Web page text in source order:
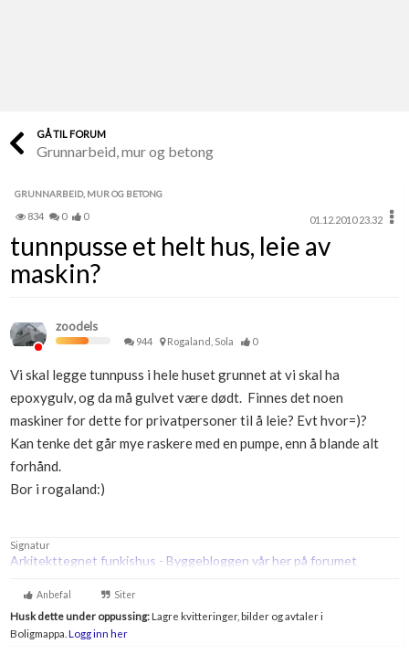
Finn håndverkere
Papirer som mangler
Skaff dokumentasjon som mangler
Se din bolig? Klikk her
Boligmappa+
Få mer ut av Boligmappa
GÅ TIL FORUM
Grunnarbeid, mur og betong
GRUNNARBEID, MUR OG BETONG
834 0 0 01.12.2010 23.32
tunnpusse et helt hus, leie av
maskin?
zoodels
944 Rogaland, Sola 0
Vi skal legge tunnpuss i hele huset grunnet at vi skal ha
epoxygulv, og da må gulvet være dødt. Finnes det noen
maskiner for dette for privatpersoner til å leie? Evt hvor=)?
Kan tenke det går mye raskere med en pumpe, enn å blande alt
forhånd.
Bor i rogaland:)
Signatur
Arkitekttegnet funkishus - Byggebloggen vår her på forumet
Anbefal Siter
Husk dette under oppussing:Lagre kvitteringer, bilder og avtaler i
Boligmappa. Logg inn her